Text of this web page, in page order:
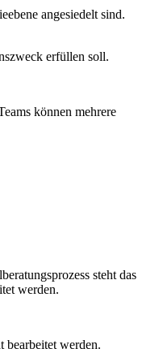
angesiedelt sind.
erfüllen soll.
können mehrere
steht das
werden.
bearbeitet werden.